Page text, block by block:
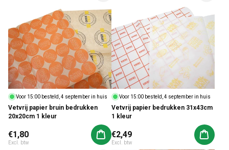
Voor 15:00 besteld, 4 september in huis
Vetvrij papier bruin bedrukken
20x20cm 1 kleur
Normale prijs
€1,80
Excl. btw
Aan winkelwagen toevoegen
Voor 15:00 besteld, 4 september in huis
Vetvrij papier bedrukken 31x43cm
1 kleur
Normale prijs
€2,49
Excl. btw
Aan